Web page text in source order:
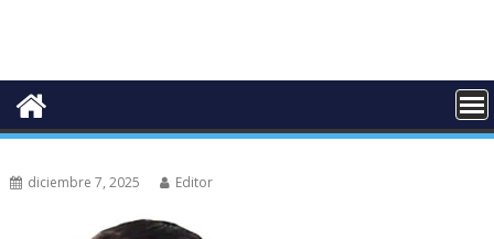
diciembre 7, 2025 Editor